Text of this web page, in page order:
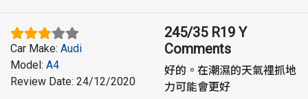
Car Make: Audi
Model: A4
Review Date: 24/12/2020
245/35 R19 Y
Comments
好的。在潮濕的天氣裡抓地
力可能會更好